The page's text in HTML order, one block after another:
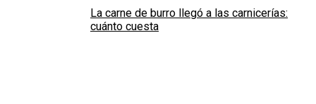
La carne de burro llegó a las carnicerías:
cuánto cuesta